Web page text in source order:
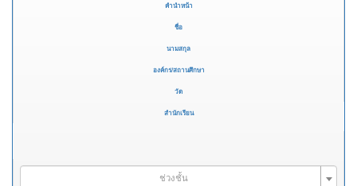
คำนำหน้า
ชื่อ
นามสกุล
องค์กร/สถานศึกษา
วัด
สำนักเรียน
ช่วงชั้น